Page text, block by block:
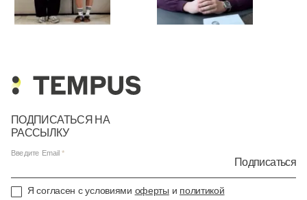
ПОДПИСАТЬСЯ НА
РАССЫЛКУ
Введите Email
Подписаться
Я согласен с условиями оферты и политикой